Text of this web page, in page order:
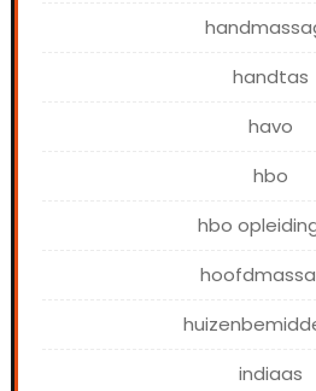
handtas
havo
hbo
hbo
indiaas